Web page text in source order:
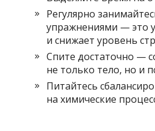
Регулярно
упражнениями — это
и снижает уровень
Спите достаточно —
не только тело, но и
Питайтесь
на химические